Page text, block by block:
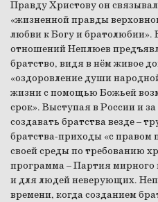
Правду Христову он
«жизненной правды
любви к Богу и братолюбии».
отношений Неплюев
братство, видя в нём живое
«оздоровление души
жизни с помощью Божьей
срок». Выступая в России и
создавать братства везде –
братства-приходы «с правом
своей среды по требованию
программа – Партия мирного
и для людей неверующих.
времени, когда созданием